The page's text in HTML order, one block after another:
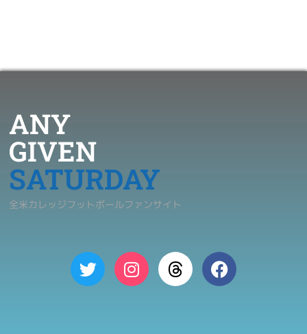
ANY
GIVEN
SATURDAY
全米カレッジフットボールファンサイト